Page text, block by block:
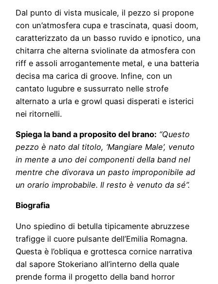
Dal punto di vista musicale, il pezzo si propone
con un’atmosfera cupa e trascinata, quasi doom,
caratterizzato da un basso ruvido e ipnotico, una
chitarra che alterna sviolinate da atmosfera con
riff e assoli arrogantemente metal, e una batteria
decisa ma carica di groove. Infine, con un
cantato lugubre e sussurrato nelle strofe
alternato a urla e growl quasi disperati e isterici
nei ritornelli.
Spiega la band a proposito del brano: “Questo
pezzo è nato dal titolo, ‘Mangiare Male’, venuto
in mente a uno dei componenti della band nel
mentre che divorava un pasto improponibile ad
un orario improbabile. Il resto è venuto da sé”.
Biografia
Uno spiedino di betulla tipicamente abruzzese
trafigge il cuore pulsante dell’Emilia Romagna.
Questa è l’obliqua e grottesca cornice narrativa
dal sapore Stokeriano all’interno della quale
prende forma il progetto della band horror